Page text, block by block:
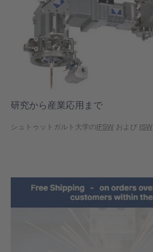
研究から産業応用まで
シュトゥットガルト大学のIFSW および ISW